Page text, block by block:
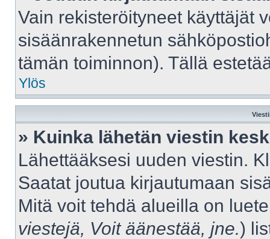
Vain rekisteröityneet käyttäjät
sisäänrakennetun
tämän toiminnon). Tällä
Ylös
» Kuinka lähetän viestin
Lähettääksesi uuden viestin.
Saatat joutua kirjautumaan
Mitä voit tehdä alueilla on
viestejä, Voit äänestää, jne.)